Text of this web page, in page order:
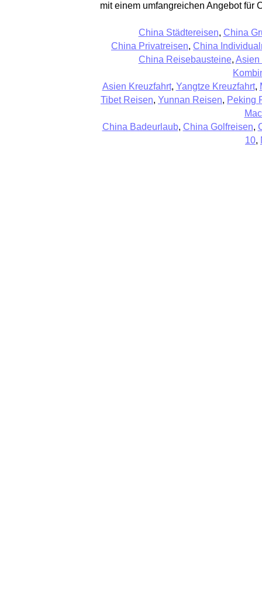
mit einem umfangreichen Angebot für
China Städtereisen, China
China Privatreisen, China
China Reisebausteine, Asien
Asien Kreuzfahrt, Yangtze Kreuzfahrt,
Tibet Reisen, Yunnan Reisen, Peking
China Badeurlaub, China Golfreisen,
10,